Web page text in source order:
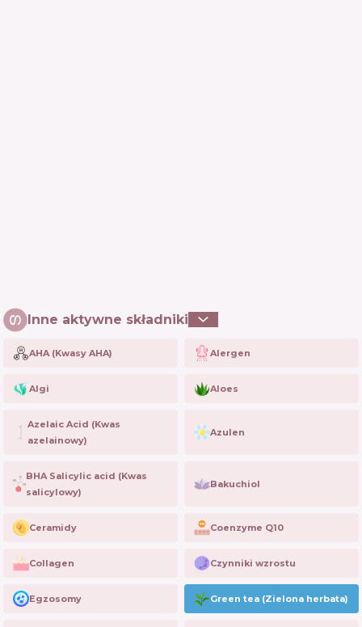
Inne aktywne składniki
AHA (Kwasy AHA) Alergen
Algi Aloes
Azelaic Acid (Kwas
azelainowy)
Azulen
BHA Salicylic acid (Kwas
salicylowy)
Bakuchiol
Ceramidy Coenzyme Q10
Collagen Czynniki wzrostu
Egzosomy Green tea (Zielona herbata)